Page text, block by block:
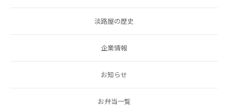
淡路屋の歴史
企業情報
お知らせ
お弁当一覧